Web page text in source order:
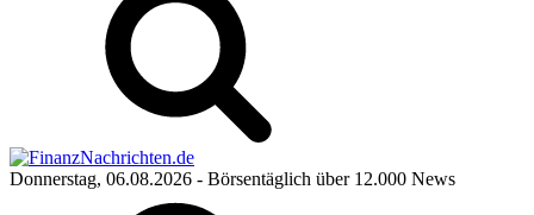
Donnerstag, 06.08.2026 - Börsentäglich über 12.000 News